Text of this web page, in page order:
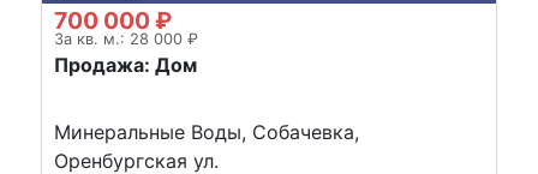
700 000 ₽
За кв. м.: 28 000 ₽
Продажа: Дом
Минеральные Воды, Собачевка,
Оренбургская ул.